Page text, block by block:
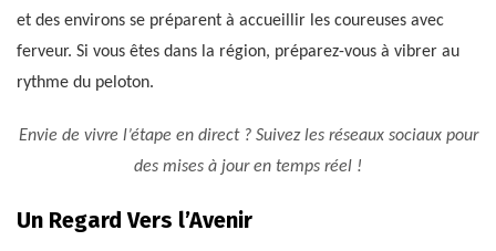
et des environs se préparent à accueillir les coureuses avec
ferveur. Si vous êtes dans la région, préparez-vous à vibrer au
rythme du peloton.
Envie de vivre l’étape en direct ? Suivez les réseaux sociaux pour
des mises à jour en temps réel !
Un Regard Vers l’Avenir